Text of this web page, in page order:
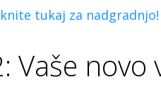
tukaj za nadgradnjo!
Vaše novo